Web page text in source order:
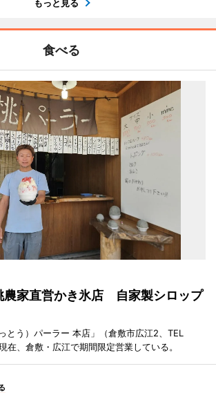
もっと見る
食べる
農家直営かき氷店 自家製シロップ
とう）パーラー 本店」（倉敷市広江2、TEL
在、倉敷・広江で期間限定営業している。